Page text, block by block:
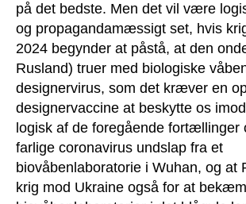
på det bedste. Men det vil være
og propagandamæssigt set, hvis
2024 begynder at påstå, at den
Rusland) truer med biologiske
designervirus, som det kræver en
designervaccine at beskytte os
logisk af de foregående fortællinger
farlige coronavirus undslap fra et
biovåbenlaboratorie i Wuhan, og at
krig mod Ukraine også for at